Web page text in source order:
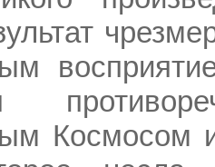
Космосом